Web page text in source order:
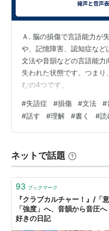
Ａ. 脳の損傷で言語能力が
や、記憶障害、認知症など
文法や音韻などの言語能
失われた状態です。つま
むの4つです。
#失語症 #損傷 #文法 #
#話す #理解 #書く #読
ネットで話題
93 ブックマーク
『クラブカルチャー！』/「
「強度」へ、音韻から音圧
好きの日記